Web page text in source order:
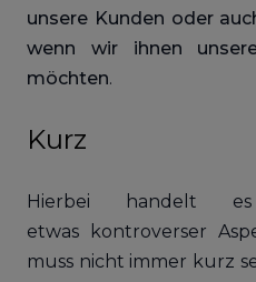
unsere Kunden oder
wenn wir ihnen
möchten.
Kurz
Hierbei handelt
etwas kontroverser
muss nicht immer kurz